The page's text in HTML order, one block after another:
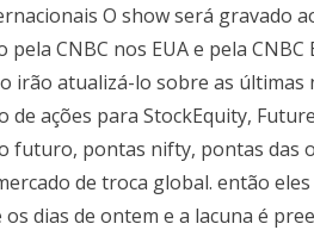
O show será gravado
CNBC nos EUA e pela CNBC
irão atualizá-lo sobre as últimas
ações para StockEquity,
futuro, pontas nifty, pontas das
de troca global. então eles
dias de ontem e a lacuna é